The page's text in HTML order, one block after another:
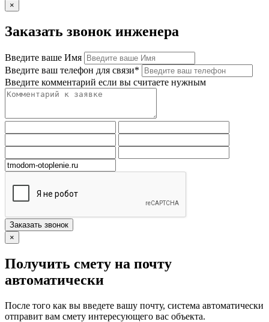
×
Заказать звонок инженера
Введите ваше Имя
Введите ваш телефон для связи*
Введите комментарий если вы считаете нужным
Заказать звонок
×
Получить смету на почту
автоматически
После того как вы введете вашу почту, система автоматически
отправит вам смету интересующего вас объекта.